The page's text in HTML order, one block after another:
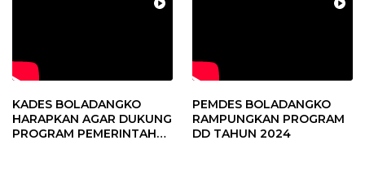
KADES BOLADANGKO
HARAPKAN AGAR DUKUNG
PROGRAM PEMERINTAH
PEMDES BOLADANGKO
RAMPUNGKAN PROGRAM
DD TAHUN 2024